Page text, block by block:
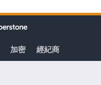
加密 經紀商